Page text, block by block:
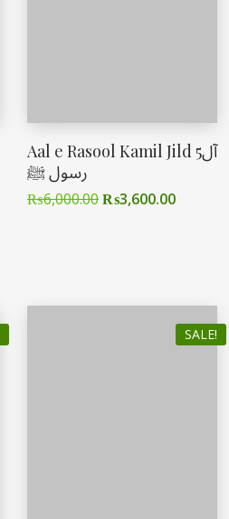
Aal e Rasool Kamil Jild 5آل
رسول ﷺ
₨6,000.00₨3,600.00
SALE!